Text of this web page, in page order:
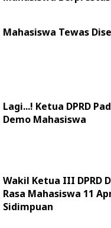
Mahasiswa Tewas
Lagi...! Ketua DPRD
Demo Mahasiswa
Wakil Ketua III DPRD
Rasa Mahasiswa 11
Sidimpuan